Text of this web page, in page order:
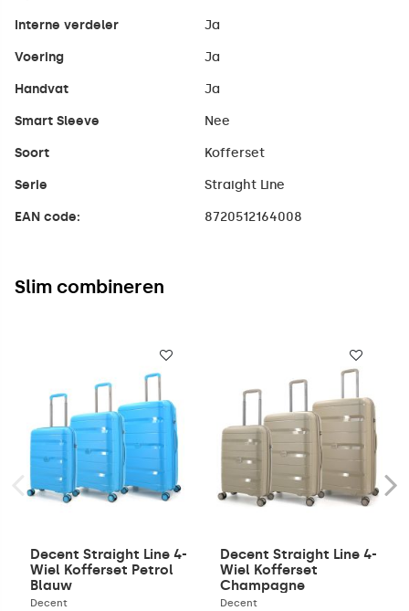
Interne verdeler Ja
Voering Ja
Handvat Ja
Smart Sleeve Nee
Soort Kofferset
Serie Straight Line
EAN code: 8720512164008
Slim combineren
Decent Straight Line 4-
Wiel Kofferset Petrol
Blauw
Decent
Decent Straight Line 4-
Wiel Kofferset
Champagne
Decent